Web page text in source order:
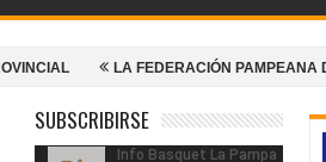
LA FEDERACIÓN PAMPEANA DE
SUBSCRIBIRSE